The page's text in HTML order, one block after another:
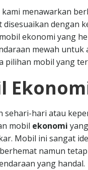
menawarkan
disesuaikan dengan
ekonomi yang
mewah untuk
pilihan mobil yang
sehari-hari atau
mobil ekonomi
Mobil ini sangat
namun tetap
yang handal.